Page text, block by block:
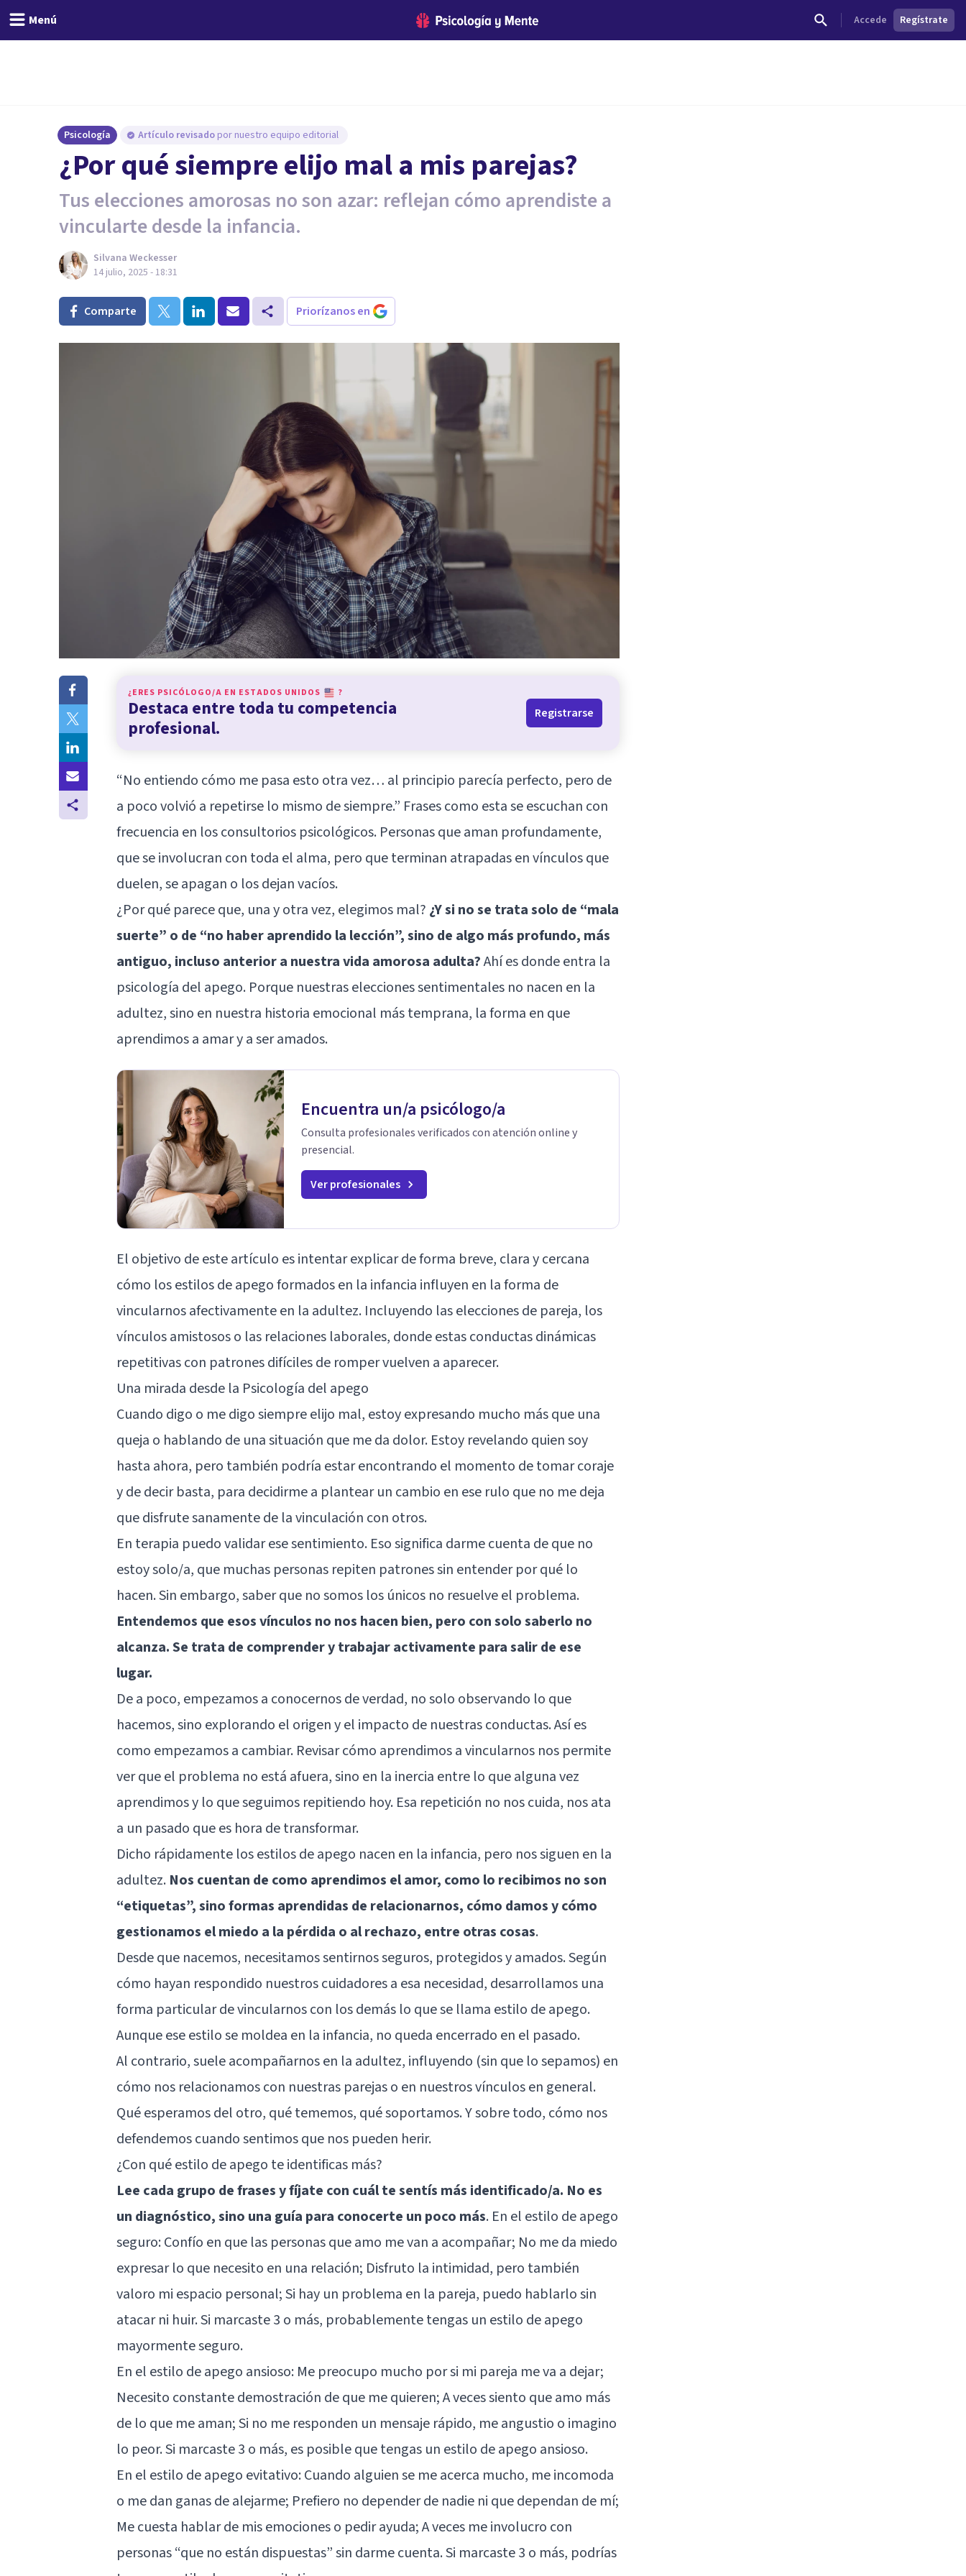
Menú Accede Regístrate
Psicología Artículo revisado por nuestro equipo editorial
¿Por qué siempre elijo mal a mis parejas?
Tus elecciones amorosas no son azar: reflejan cómo aprendiste a
vincularte desde la infancia.
Silvana Weckesser
14 julio, 2025 - 18:31
Comparte Priorízanos en
¿ERES PSICÓLOGO/A EN ESTADOS UNIDOS ?
Destaca entre toda tu competencia
profesional.
Registrarse
“No entiendo cómo me pasa esto otra vez… al principio parecía perfecto, pero de
a poco volvió a repetirse lo mismo de siempre.” Frases como esta se escuchan con
frecuencia en los consultorios psicológicos. Personas que aman profundamente,
que se involucran con toda el alma, pero que terminan atrapadas en vínculos que
duelen, se apagan o los dejan vacíos.
¿Por qué parece que, una y otra vez, elegimos mal? ¿Y si no se trata solo de “mala
suerte” o de “no haber aprendido la lección”, sino de algo más profundo, más
antiguo, incluso anterior a nuestra vida amorosa adulta?Ahí es donde entra la
psicología del apego. Porque nuestras elecciones sentimentales no nacen en la
adultez, sino en nuestra historia emocional más temprana, la forma en que
aprendimos a amar y a ser amados.
Encuentra un/a psicólogo/a
Consulta profesionales verificados con atención online y
presencial.
Ver profesionales
El objetivo de este artículo es intentar explicar de forma breve, clara y cercana
cómo los estilos de apego formados en la infancia influyen en la forma de
vincularnos afectivamente en la adultez. Incluyendo las elecciones de pareja, los
vínculos amistosos o las relaciones laborales, donde estas conductas dinámicas
repetitivas con patrones difíciles de romper vuelven a aparecer.
Una mirada desde la Psicología del apego
Cuando digo o me digo siempre elijo mal, estoy expresando mucho más que una
queja o hablando de una situación que me da dolor. Estoy revelando quien soy
hasta ahora, pero también podría estar encontrando el momento de tomar coraje
y de decir basta, para decidirme a plantear un cambio en ese rulo que no me deja
que disfrute sanamente de la vinculación con otros.
En terapia puedo validar ese sentimiento. Eso significa darme cuenta de que no
estoy solo/a, que muchas personas repiten patrones sin entender por qué lo
hacen. Sin embargo, saber que no somos los únicos no resuelve el problema.
Entendemos que esos vínculos no nos hacen bien, pero con solo saberlo no
alcanza. Se trata de comprender y trabajar activamente para salir de ese
lugar.
De a poco, empezamos a conocernos de verdad, no solo observando lo que
hacemos, sino explorando el origen y el impacto de nuestras conductas. Así es
como empezamos a cambiar. Revisar cómo aprendimos a vincularnos nos permite
ver que el problema no está afuera, sino en la inercia entre lo que alguna vez
aprendimos y lo que seguimos repitiendo hoy. Esa repetición no nos cuida, nos ata
a un pasado que es hora de transformar.
Dicho rápidamente los estilos de apego nacen en la infancia, pero nos siguen en la
adultez. Nos cuentan de como aprendimos el amor, como lo recibimos no son
“etiquetas”, sino formas aprendidas de relacionarnos, cómo damos y cómo
gestionamos el miedo a la pérdida o al rechazo, entre otras cosas.
Desde que nacemos, necesitamos sentirnos seguros, protegidos y amados. Según
cómo hayan respondido nuestros cuidadores a esa necesidad, desarrollamos una
forma particular de vincularnos con los demás lo que se llama estilo de apego.
Aunque ese estilo se moldea en la infancia, no queda encerrado en el pasado.
Al contrario, suele acompañarnos en la adultez, influyendo (sin que lo sepamos) en
cómo nos relacionamos con nuestras parejas o en nuestros vínculos en general.
Qué esperamos del otro, qué tememos, qué soportamos. Y sobre todo, cómo nos
defendemos cuando sentimos que nos pueden herir.
¿Con qué estilo de apego te identificas más?
Lee cada grupo de frases y fíjate con cuál te sentís más identificado/a. No es
un diagnóstico, sino una guía para conocerte un poco más. En el estilo de apego
seguro: Confío en que las personas que amo me van a acompañar; No me da miedo
expresar lo que necesito en una relación; Disfruto la intimidad, pero también
valoro mi espacio personal; Si hay un problema en la pareja, puedo hablarlo sin
atacar ni huir. Si marcaste 3 o más, probablemente tengas un estilo de apego
mayormente seguro.
En el estilo de apego ansioso: Me preocupo mucho por si mi pareja me va a dejar;
Necesito constante demostración de que me quieren; A veces siento que amo más
de lo que me aman; Si no me responden un mensaje rápido, me angustio o imagino
lo peor. Si marcaste 3 o más, es posible que tengas un estilo de apego ansioso.
En el estilo de apego evitativo: Cuando alguien se me acerca mucho, me incomoda
o me dan ganas de alejarme; Prefiero no depender de nadie ni que dependan de mí;
Me cuesta hablar de mis emociones o pedir ayuda; A veces me involucro con
personas “que no están dispuestas” sin darme cuenta. Si marcaste 3 o más, podrías